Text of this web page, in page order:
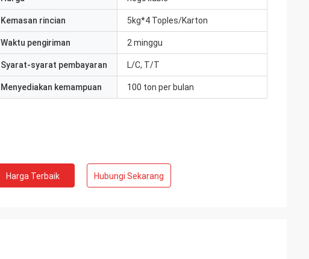
Kemasan rincian 5kg*4 Toples/Karton
Waktu pengiriman 2 minggu
Syarat-syarat pembayaran L/C, T/T
Menyediakan kemampuan 100 ton per bulan
Harga Terbaik Hubungi Sekarang